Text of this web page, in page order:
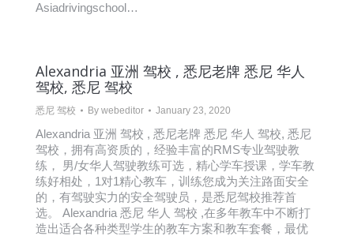
Asiadrivingschool…
Alexandria 亚洲 驾校 , 悉尼老牌 悉尼 华人
驾校, 悉尼 驾校
悉尼 驾校 By webeditor January 23, 2020
Alexandria 亚洲 驾校 , 悉尼老牌 悉尼 华人 驾校, 悉尼
驾校，拥有高资质的，经验丰富的RMS专业驾驶教
练， 男/女华人驾驶教练可选，精心学车授课，学车教
练好相处，1对1精心教车，训练您成为关注路面安全
的，有驾驶实力的安全驾驶员，是悉尼驾校推荐首
选。 Alexandria 悉尼 华人 驾校 ,在多年教车中不断打
造出适合各种类型学生的教车方案和教车套餐，最优